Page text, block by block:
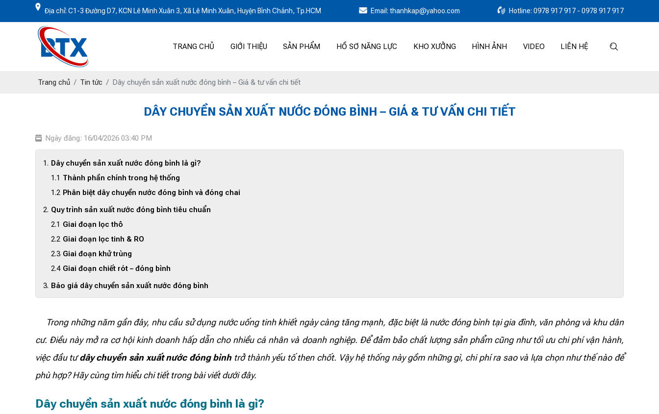
Địa chỉ: C1-3 Đường D7, KCN Lê Minh Xuân 3, Xã Lê Minh Xuân, Huyện Bình Chánh, Tp.HCM Email: thanhkap@yahoo.com Hotline: 0978 917 917 - 0978 917 917
TRANG CHỦ GIỚI THIỆU SẢN PHẨM HỒ SƠ NĂNG LỰC KHO XƯỞNG HÌNH ẢNH VIDEO LIÊN HỆ
Trang chủ Tin tức Dây chuyền sản xuất nước đóng bình – Giá & tư vấn chi tiết
DÂY CHUYỀN SẢN XUẤT NƯỚC ĐÓNG BÌNH – GIÁ & TƯ VẤN CHI TIẾT
Ngày đăng: 16/04/2026 03:40 PM
Dây chuyền sản xuất nước đóng bình là gì?
Thành phần chính trong hệ thống
Phân biệt dây chuyền nước đóng bình và đóng chai
Quy trình sản xuất nước đóng bình tiêu chuẩn
Giai đoạn lọc thô
Giai đoạn lọc tinh & RO
Giai đoạn khử trùng
Giai đoạn chiết rót – đóng bình
Báo giá dây chuyền sản xuất nước đóng bình
Trong những năm gần đây, nhu cầu sử dụng nước uống tinh khiết ngày càng tăng mạnh, đặc biệt là nước đóng bình tại gia đình, văn phòng và khu dân
cư. Điều này mở ra cơ hội kinh doanh hấp dẫn cho nhiều cá nhân và doanh nghiệp. Để đảm bảo chất lượng sản phẩm cũng như tối ưu chi phí vận hành,
việc đầu tưdây chuyền sản xuất nước đóng bìnhtrở thành yếu tố then chốt. Vậy hệ thống này gồm những gì, chi phí ra sao và lựa chọn như thế nào để
phù hợp? Hãy cùng tìm hiểu chi tiết trong bài viết dưới đây.
Dây chuyền sản xuất nước đóng bình là gì?